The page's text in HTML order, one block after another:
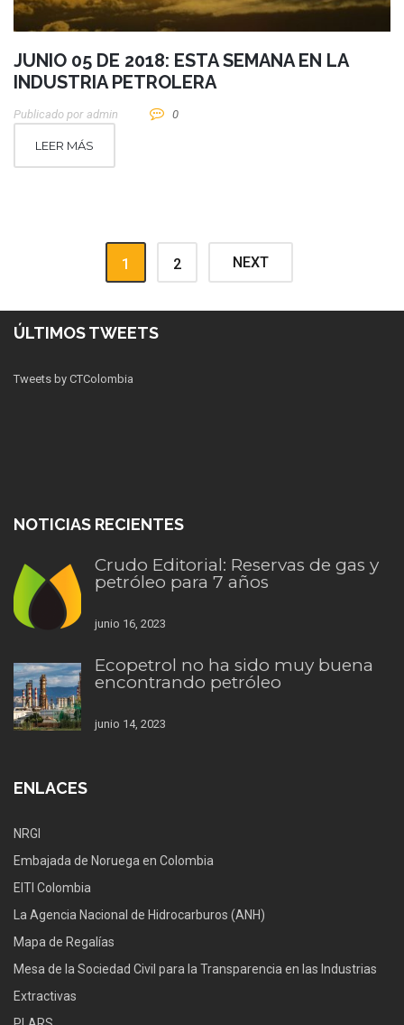
JUNIO 05 DE 2018: ESTA SEMANA EN LA
INDUSTRIA PETROLERA
Publicado por Admin 0
LEER MÁS
1 2 NEXT
ÚLTIMOS TWEETS
Tweets by CTColombia
NOTICIAS RECIENTES
Crudo Editorial: Reservas de gas y
petróleo para 7 años
junio 16, 2023
Ecopetrol no ha sido muy buena
encontrando petróleo
junio 14, 2023
ENLACES
NRGI
Embajada de Noruega en Colombia
EITI Colombia
La Agencia Nacional de Hidrocarburos (ANH)
Mapa de Regalías
Mesa de la Sociedad Civil para la Transparencia en las Industrias
Extractivas